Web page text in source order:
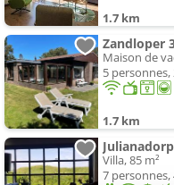
1.7 km
Zandloper
Maison de
5 personnes,
1.7 km
Villa, 85 m²
7 personnes,